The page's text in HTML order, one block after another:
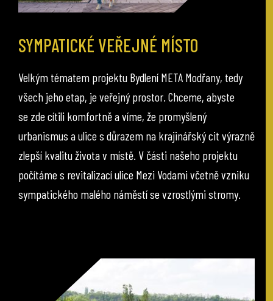
SYMPATICKÉ VEŘEJNÉ MÍSTO
Velkým tématem projektu Bydlení META Modřany, tedy
všech jeho etap, je veřejný prostor. Chceme, abyste
se zde cítili komfortně a víme, že promyšlený
urbanismus a ulice s důrazem na krajinářský cit výrazně
zlepší kvalitu života v místě. V části našeho projektu
počítáme s revitalizací ulice Mezi Vodami včetně vzniku
sympatického malého náměstí se vzrostlými stromy.